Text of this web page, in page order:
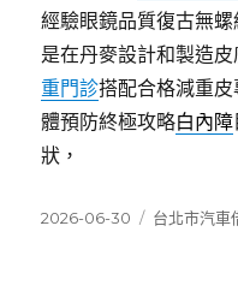
經驗眼鏡品質復古無
是在丹麥設計和製造
重門診搭配合格減重
體預防終極攻略白內障
狀，
發
2026-06-30
分
台北市汽車